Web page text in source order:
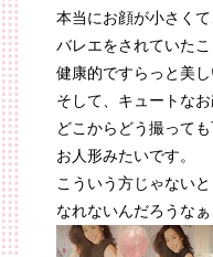
本当にお顔が小さくて
バレエをされていた
健康的ですらっと美し
そして、キュートなお
どこからどう撮っても
お人形みたいです。
こういう方じゃない
なれないんだろうな